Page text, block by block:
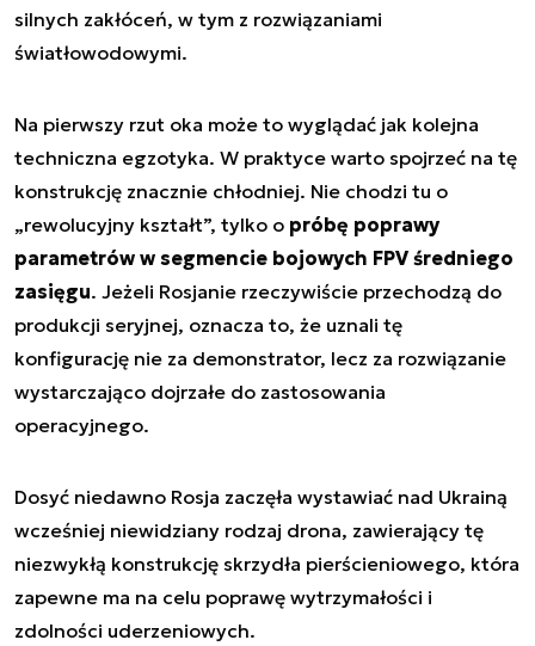
silnych zakłóceń, w tym z rozwiązaniami
światłowodowymi.
Na pierwszy rzut oka może to wyglądać jak kolejna
techniczna egzotyka. W praktyce warto spojrzeć na tę
konstrukcję znacznie chłodniej. Nie chodzi tu o
„rewolucyjny kształt”, tylko o próbę poprawy
parametrów w segmencie bojowych FPV średniego
zasięgu. Jeżeli Rosjanie rzeczywiście przechodzą do
produkcji seryjnej, oznacza to, że uznali tę
konfigurację nie za demonstrator, lecz za rozwiązanie
wystarczająco dojrzałe do zastosowania
operacyjnego.
Dosyć niedawno Rosja zaczęła wystawiać nad Ukrainą
wcześniej niewidziany rodzaj drona, zawierający tę
niezwykłą konstrukcję skrzydła pierścieniowego, która
zapewne ma na celu poprawę wytrzymałości i
zdolności uderzeniowych.